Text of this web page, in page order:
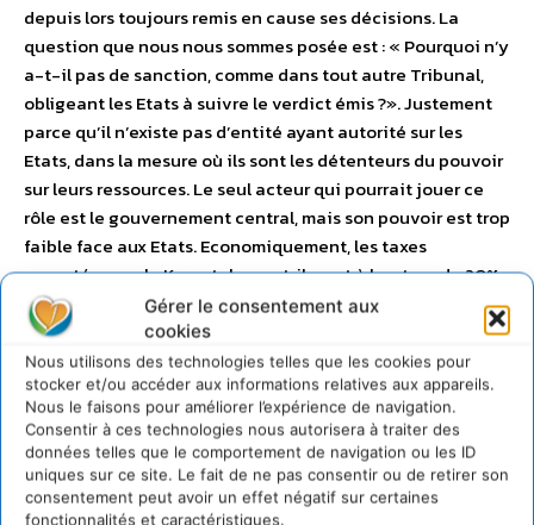
Gérer le consentement aux
cookies
Nous utilisons des technologies telles que les cookies pour
stocker et/ou accéder aux informations relatives aux appareils.
Nous le faisons pour améliorer l’expérience de navigation.
Consentir à ces technologies nous autorisera à traiter des
données telles que le comportement de navigation ou les ID
uniques sur ce site. Le fait de ne pas consentir ou de retirer son
consentement peut avoir un effet négatif sur certaines
fonctionnalités et caractéristiques.
depuis lors toujours remis en cause ses décisions. La
question que nous nous sommes posée est : « Pourquoi n’y
a-t-il pas de sanction, comme dans tout autre Tribunal,
obligeant les Etats à suivre le verdict émis ?». Justement
parce qu’il n’existe pas d’entité ayant autorité sur les
Etats, dans la mesure où ils sont les détenteurs du pouvoir
sur leurs ressources. Le seul acteur qui pourrait jouer ce
rôle est le gouvernement central, mais son pouvoir est trop
faible face aux Etats. Economiquement, les taxes
apportées par le Karnataka contribuent à hauteur de 20%
aux finances nationales. Comment le Gouvernement
indien pourrait-il forcer un si gros « investisseur » à agir
contre sa volonté ? Le seul moyen serait de modifier la
constitution, mais encore une fois, il faut une majorité des
deux tiers au Parlement (soit 66 sièges) pour modifier
toute loi, chose entièrement impossible à l’heure actuelle
puisque le parti politique au pouvoir au Tamil Nadu (Voir
la composition du Parlement après les élections de 2009)